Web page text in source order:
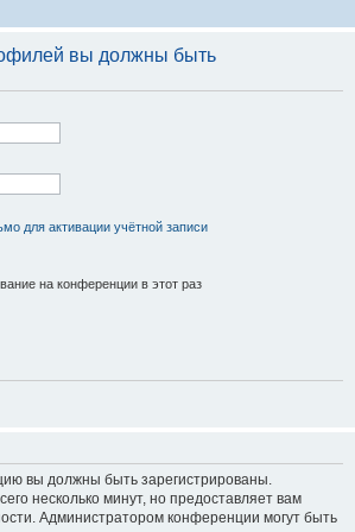
вы должны быть
для активации учётной записи
на конференции в этот раз
вы должны быть зарегистрированы.
несколько минут, но предоставляет вам
Администратором конференции могут быть